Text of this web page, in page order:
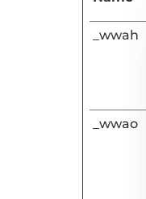
_wwah
_wwao